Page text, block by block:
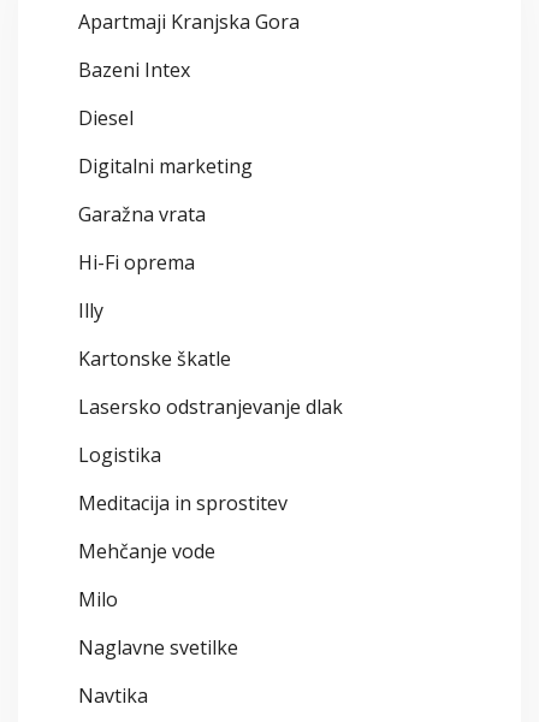
Apartmaji Kranjska Gora
Bazeni Intex
Diesel
Digitalni marketing
Garažna vrata
Hi-Fi oprema
Illy
Kartonske škatle
Lasersko odstranjevanje dlak
Logistika
Meditacija in sprostitev
Mehčanje vode
Milo
Naglavne svetilke
Navtika